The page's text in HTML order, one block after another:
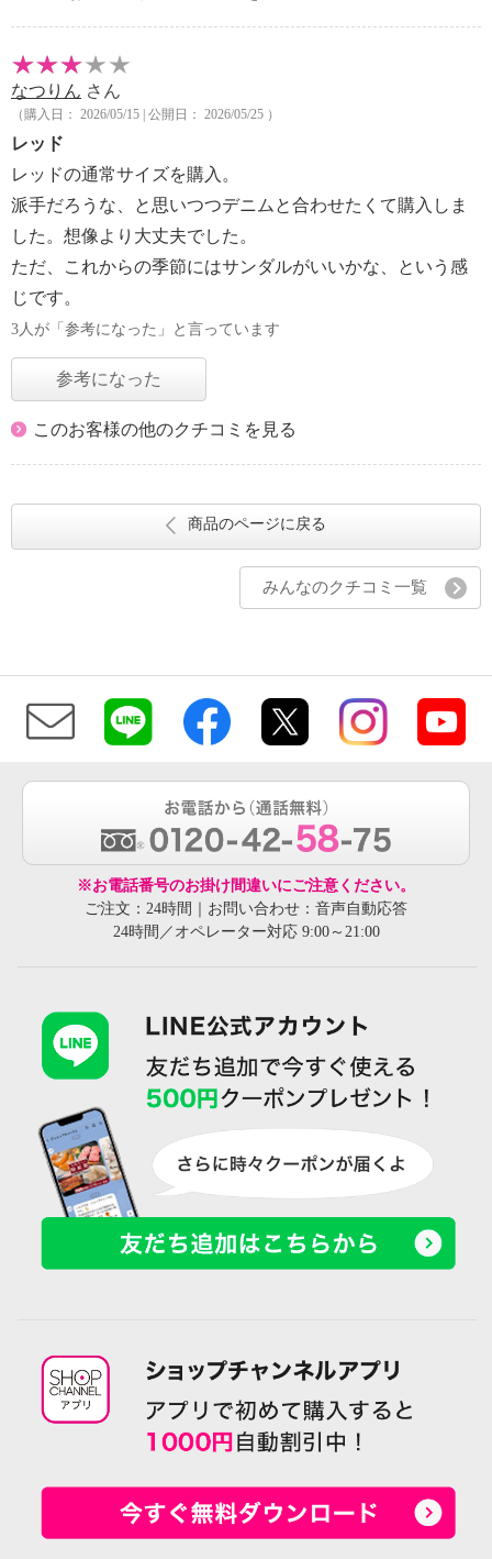
なつりん さん
（購入日： 2026/05/15 | 公開日： 2026/05/25 ）
レッド
レッドの通常サイズを購入。
派手だろうな、と思いつつデニムと合わせたくて購入しま
した。想像より大丈夫でした。
ただ、これからの季節にはサンダルがいいかな、という感
じです。
3人が「参考になった」と言っています
参考になった
このお客様の他のクチコミを見る
商品のページに戻る
みんなのクチコミ一覧
※お電話番号のお掛け間違いにご注意ください。
ご注文：24時間｜お問い合わせ：音声自動応答
24時間／オペレーター対応 9:00～21:00